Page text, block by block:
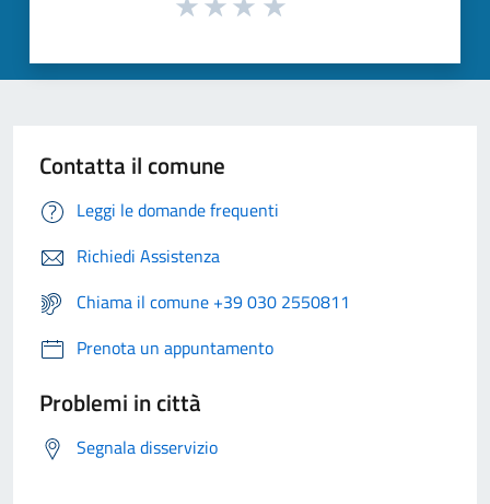
Contatta il comune
Leggi le domande frequenti
Richiedi Assistenza
Chiama il comune +39 030 2550811
Prenota un appuntamento
Problemi in città
Segnala disservizio